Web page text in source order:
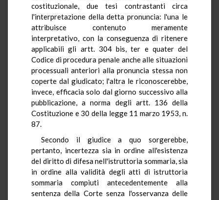
costituzionale, due tesi contrastanti circa
l'interpretazione della detta pronuncia: l'una le
attribuisce contenuto meramente
interpretativo, con la conseguenza di ritenere
applicabili gli artt. 304 bis, ter e quater del
Codice di procedura penale anche alle situazioni
processuali anteriori alla pronuncia stessa non
coperte dal giudicato; l'altra le riconoscerebbe,
invece, efficacia solo dal giorno successivo alla
pubblicazione, a norma degli artt. 136 della
Costituzione e 30 della legge 11 marzo 1953, n.
87.
Secondo il giudice a quo sorgerebbe,
pertanto, incertezza sia in ordine all'esistenza
del diritto di difesa nell'istruttoria sommaria, sia
in ordine alla validità degli atti di istruttoria
sommaria compiuti antecedentemente alla
sentenza della Corte senza l'osservanza delle